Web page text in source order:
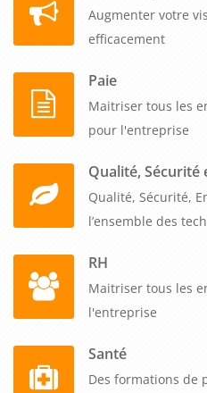
Augmenter votre
efficacement
Paie
Maitriser tous les
pour l'entreprise
Qualité,
Qualité, Sécurité,
l’ensemble des
RH
Maitriser tous les
l'entreprise
Santé
Des formations de